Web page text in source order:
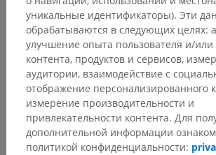
Заметили ошибку?
Не стесняйтесь предложить
перевода или решение по улучшению
Сообщить об ошибке
СКАЧАТЬ ПРИЛОЖЕНИЕ
уникальные идентификаторы). Эти
обрабатываются в следующих целях:
улучшение опыта пользователя и/
контента, продуктов и сервисов,
аудитории, взаимодействие с
отображение персонализированного
измерение производительности и
привлекательности контента. Для
дополнительной информации
политикой конфиденциальности: